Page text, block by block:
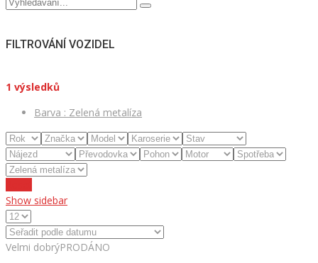
FILTROVÁNÍ VOZIDEL
1 výsledků
Barva : Zelená metalíza
Show sidebar
Velmi dobrýPRODÁNO